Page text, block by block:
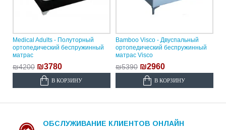
Medical Adults - Полуторный
ортопедический беспружинный
матрас
₪4200 ₪3780
В КОРЗИНУ
Bamboo Visco - Двуспальный
ортопедический беспружинный
матрас Visco
₪5390 ₪2960
В КОРЗИНУ
ОБСЛУЖИВАНИЕ КЛИЕНТОВ ОНЛАЙН